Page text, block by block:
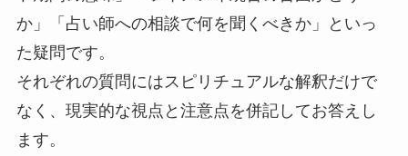
か」「占い師への相談で何を聞くべきか」といっ
た疑問です。
それぞれの質問にはスピリチュアルな解釈だけで
なく、現実的な視点と注意点を併記してお答えし
ます。